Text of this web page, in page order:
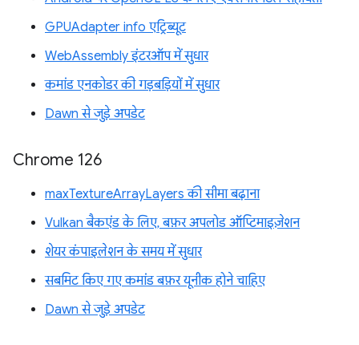
GPUAdapter info एट्रिब्यूट
WebAssembly इंटरऑप में सुधार
कमांड एनकोडर की गड़बड़ियों में सुधार
Dawn से जुड़े अपडेट
Chrome 126
maxTextureArrayLayers की सीमा बढ़ाना
Vulkan बैकएंड के लिए, बफ़र अपलोड ऑप्टिमाइज़ेशन
शेयर कंपाइलेशन के समय में सुधार
सबमिट किए गए कमांड बफ़र यूनीक होने चाहिए
Dawn से जुड़े अपडेट